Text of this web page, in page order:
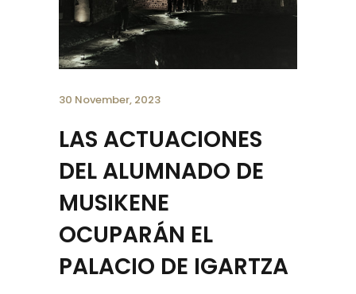
30 November, 2023
LAS ACTUACIONES
DEL ALUMNADO DE
MUSIKENE
OCUPARÁN EL
PALACIO DE IGARTZA